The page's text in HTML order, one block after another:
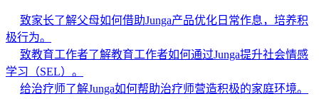
致家长了解父母如何借助Junga产品优化日常作息，培养积
极行为。
致教育工作者了解教育工作者如何通过Junga提升社会情感
学习（SEL）。
给治疗师了解Junga如何帮助治疗师营造积极的家庭环境。